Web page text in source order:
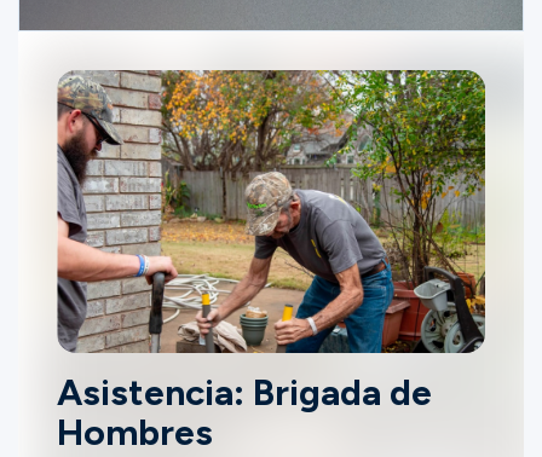
Español
Asistencia: Brigada de
Hombres